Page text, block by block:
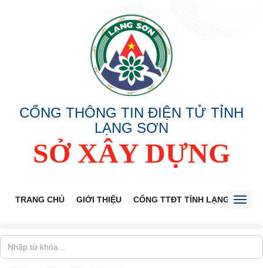
CỔNG THÔNG TIN ĐIỆN TỬ TỈNH
LẠNG SƠN
SỞ XÂY DỰNG
TRANG CHỦ GIỚI THIỆU CỔNG TTĐT TỈNH LẠNG SƠN